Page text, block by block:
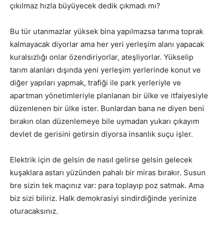
çıkılmaz hızla büyüyecek dedik çıkmadı mı?
Bu tür utanmazlar yüksek bina yapılmazsa tarıma toprak
kalmayacak diyorlar ama her yeri yerleşim alanı yapacak
kuralsızlığı onlar özendiriyorlar, ateşliyorlar. Yükselip
tarım alanları dışında yeni yerleşim yerlerinde konut ve
diğer yapıları yapmak, trafiği ile park yerleriyle ve
apartman yönetimleriyle planlanan bir ülke ve itfaiyesiyle
düzenlenen bir ülke ister. Bunlardan bana ne diyen beni
bırakın olan düzenlemeye bile uymadan yukarı çıkayım
devlet de gerisini getirsin diyorsa insanlık suçu işler.
Elektrik için de gelsin de nasıl gelirse gelsin gelecek
kuşaklara astarı yüzünden pahalı bir miras bırakır. Susun
bre sizin tek maçınız var: para toplayıp poz satmak. Ama
biz sizi biliriz. Halk demokrasiyi sindirdiğinde yerinize
oturacaksınız.